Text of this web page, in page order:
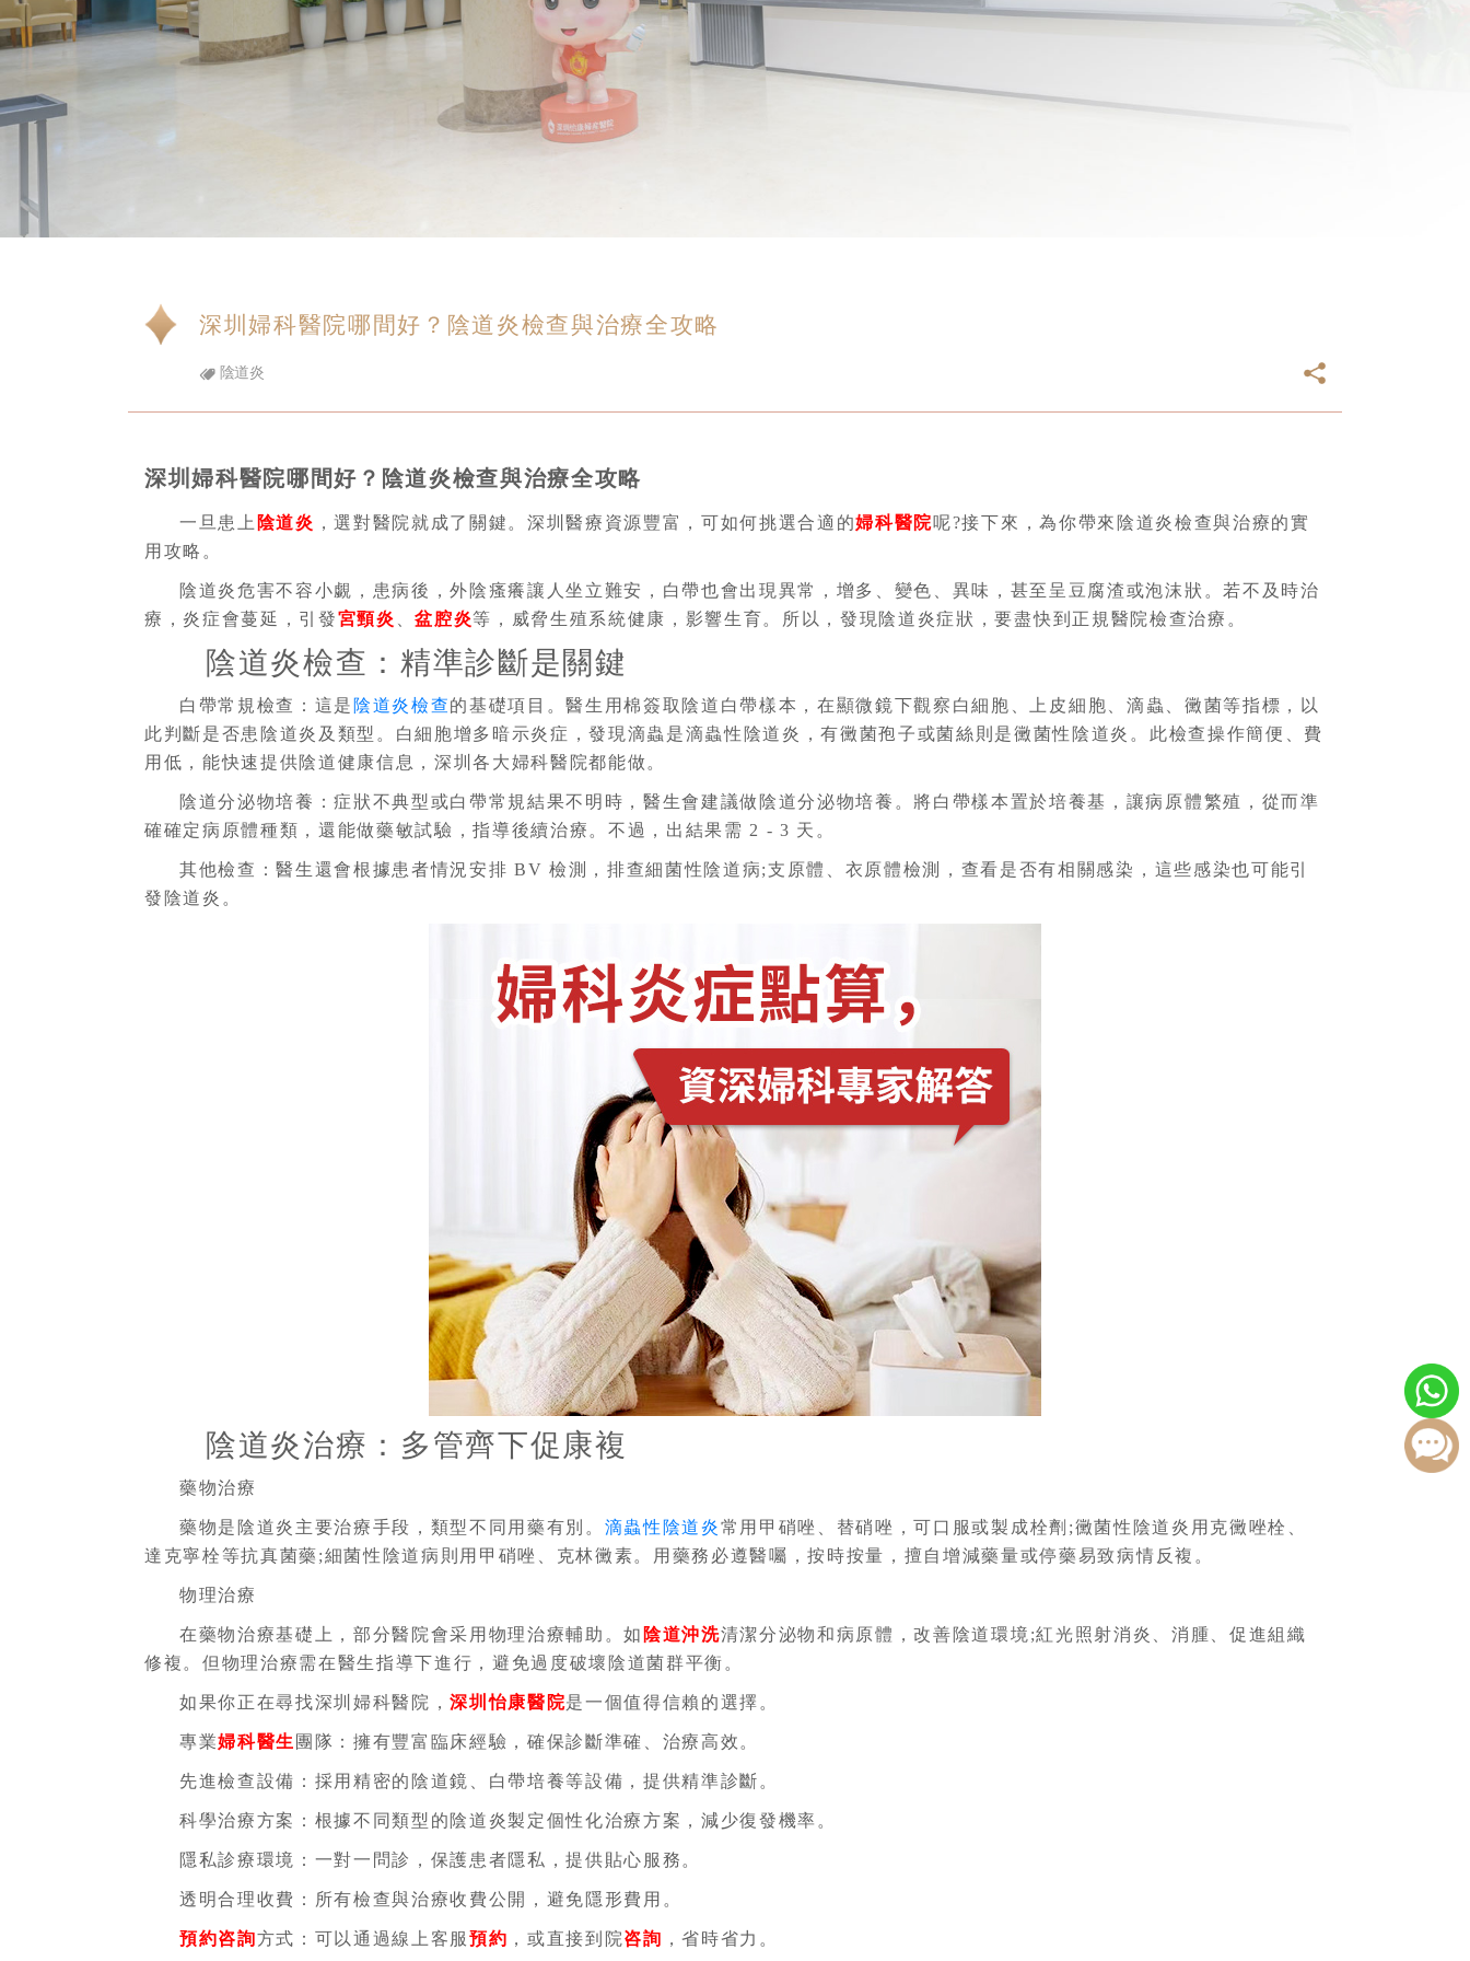
深圳婦科醫院哪間好？陰道炎檢查與治療全攻略
陰道炎
深圳婦科醫院哪間好？陰道炎檢查與治療全攻略
一旦患上 陰道炎 ，選對醫院就成了關鍵。深圳醫療資源豐富，可如何挑選合適的婦科醫院呢?接下來，為你帶來陰道炎檢查與治療的實
用攻略。
陰道炎危害不容小覷，患病後，外陰瘙癢讓人坐立難安，白帶也會出現異常，增多、變色、異味，甚至呈豆腐渣或泡沫狀。若不及時治
療，炎症會蔓延，引發宮頸炎 、盆腔炎等，威脅生殖系統健康，影響生育。所以，發現陰道炎症狀，要盡快到正規醫院檢查治療。
陰道炎檢查：精準診斷是關鍵
白帶常規檢查：這是 陰道炎檢查的基礎項目。醫生用棉簽取陰道白帶樣本，在顯微鏡下觀察白細胞、上皮細胞、滴蟲、黴菌等指標，以
此判斷是否患陰道炎及類型。白細胞增多暗示炎症，發現滴蟲是滴蟲性陰道炎，有黴菌孢子或菌絲則是黴菌性陰道炎。此檢查操作簡便、費
用低，能快速提供陰道健康信息，深圳各大婦科醫院都能做。
陰道分泌物培養：症狀不典型或白帶常規結果不明時，醫生會建議做陰道分泌物培養。將白帶樣本置於培養基，讓病原體繁殖，從而準
確確定病原體種類，還能做藥敏試驗，指導後續治療。不過，出結果需 2 - 3 天。
其他檢查：醫生還會根據患者情況安排 BV 檢測，排查細菌性陰道病;支原體、衣原體檢測，查看是否有相關感染，這些感染也可能引
發陰道炎。
陰道炎治療：多管齊下促康複
藥物治療
藥物是陰道炎主要治療手段，類型不同用藥有別。 滴蟲性陰道炎常用甲硝唑、替硝唑，可口服或製成栓劑;黴菌性陰道炎用克黴唑栓、
達克寧栓等抗真菌藥;細菌性陰道病則用甲硝唑、克林黴素。用藥務必遵醫囑，按時按量，擅自增減藥量或停藥易致病情反複。
物理治療
在藥物治療基礎上，部分醫院會采用物理治療輔助。如 陰道沖洗清潔分泌物和病原體，改善陰道環境;紅光照射消炎、消腫、促進組織
修複。但物理治療需在醫生指導下進行，避免過度破壞陰道菌群平衡。
如果你正在尋找深圳婦科醫院，深圳怡康醫院是一個值得信賴的選擇。
專業婦科醫生 團隊：擁有豐富臨床經驗，確保診斷準確、治療高效。
先進檢查設備：採用精密的陰道鏡、白帶培養等設備，提供精準診斷。
科學治療方案：根據不同類型的陰道炎製定個性化治療方案，減少復發機率。
隱私診療環境：一對一問診，保護患者隱私，提供貼心服務。
透明合理收費：所有檢查與治療收費公開，避免隱形費用。
預約咨詢方式：可以通過線上客服預約 ，或直接到院咨詢 ，省時省力。